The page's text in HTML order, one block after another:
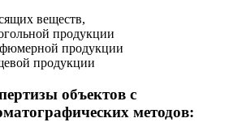
веществ,
продукции
продукции
продукции
объектов с
методов: